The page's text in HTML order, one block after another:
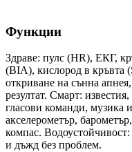
Функции
Здраве: пулс (HR), ЕКГ,
(BIA), кислород в кръвта
откриване на сънна
резултат. Смарт:
гласови команди, музика
акселерометър,
компас.
и дъжд без проблем.